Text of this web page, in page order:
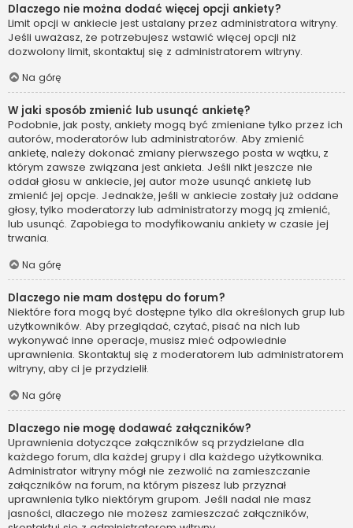
Dlaczego nie można dodać więcej opcji ankiety?
Limit opcji w ankiecie jest ustalany przez administratora witryny.
Jeśli uważasz, że potrzebujesz wstawić więcej opcji niż
dozwolony limit, skontaktuj się z administratorem witryny.
Na górę
W jaki sposób zmienić lub usunąć ankietę?
Podobnie, jak posty, ankiety mogą być zmieniane tylko przez ich
autorów, moderatorów lub administratorów. Aby zmienić
ankietę, należy dokonać zmiany pierwszego posta w wątku, z
którym zawsze związana jest ankieta. Jeśli nikt jeszcze nie
oddał głosu w ankiecie, jej autor może usunąć ankietę lub
zmienić jej opcje. Jednakże, jeśli w ankiecie zostały już oddane
głosy, tylko moderatorzy lub administratorzy mogą ją zmienić,
lub usunąć. Zapobiega to modyfikowaniu ankiety w czasie jej
trwania.
Na górę
Dlaczego nie mam dostępu do forum?
Niektóre fora mogą być dostępne tylko dla określonych grup lub
użytkowników. Aby przeglądać, czytać, pisać na nich lub
wykonywać inne operacje, musisz mieć odpowiednie
uprawnienia. Skontaktuj się z moderatorem lub administratorem
witryny, aby ci je przydzielił.
Na górę
Dlaczego nie mogę dodawać załączników?
Uprawnienia dotyczące załączników są przydzielane dla
każdego forum, dla każdej grupy i dla każdego użytkownika.
Administrator witryny mógł nie zezwolić na zamieszczanie
załączników na forum, na którym piszesz lub przyznał
uprawnienia tylko niektórym grupom. Jeśli nadal nie masz
jasności, dlaczego nie możesz zamieszczać załączników,